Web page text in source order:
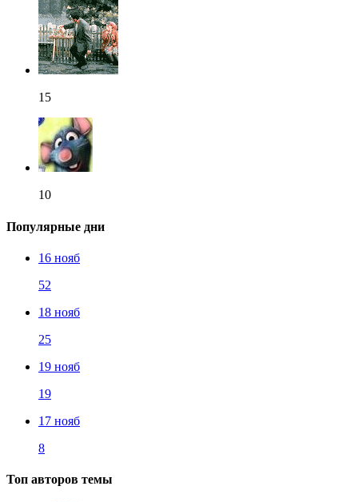
15
10
Популярные дни
16 нояб
52
18 нояб
25
19 нояб
19
17 нояб
8
Топ авторов темы